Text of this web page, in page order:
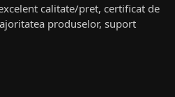
calitate/pret, certificat de
produselor, suport